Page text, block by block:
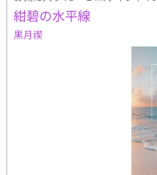
紺碧の水平線
黒月禊